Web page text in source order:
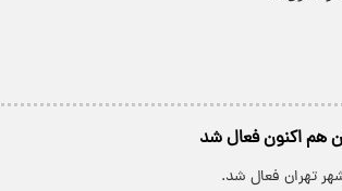
هم اکنون فعال شد
تهران فعال شد.